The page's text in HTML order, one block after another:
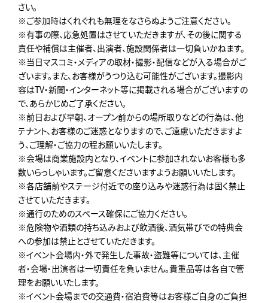
さい。
※ご参加時はくれぐれも無理をなさらぬようご注意ください。
※有事の際、応急処置はさせていただきますが、その後に関する
責任や補償は主催者、出演者、施設関係者は一切負いかねます。
※当日マスコミ・メディアの取材・撮影・配信などが入る場合がご
ざいます。また、お客様がうつり込む可能性がございます。撮影内
容はTV・新聞・インターネット等に掲載される場合がございますの
で、あらかじめご了承ください。
※前日および早朝、オープン前からの場所取りなどの行為は、他
テナント、お客様のご迷惑となりますので、ご遠慮いただきますよ
う、ご理解・ご協力の程お願いいたします。
※会場は商業施設内となり、イベントに参加されないお客様も多
数いらっしゃいます。ご留意くださいますようお願いいたします。
※各店舗前やステージ付近での座り込みや迷惑行為は固く禁止
させていただきます。
※通行のためのスペース確保にご協力ください。
※危険物や酒類の持ち込みおよび飲酒後、酒気帯びでの特典会
への参加は禁止とさせていただきます。
※イベント会場内・外で発生した事故・盗難等については、主催
者・会場・出演者は一切責任を負いません。貴重品等は各自で管
理をお願いいたします。
※イベント会場までの交通費・宿泊費等はお客様ご自身のご負担